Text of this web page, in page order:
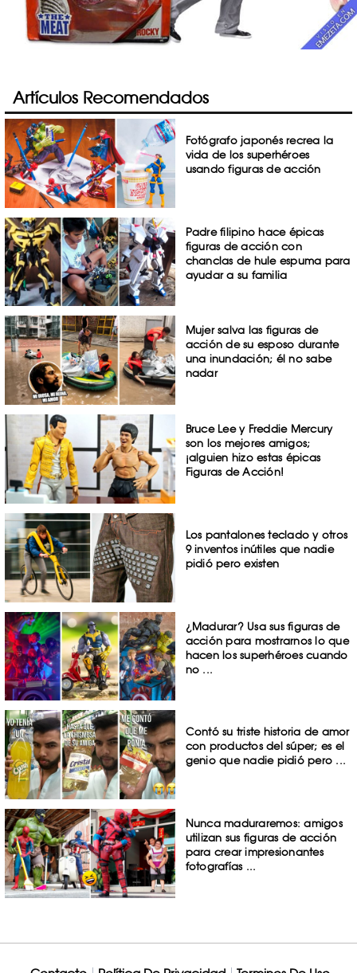
Artículos Recomendados
Fotógrafo japonés recrea la
vida de los superhéroes
usando figuras de acción
Padre filipino hace épicas
figuras de acción con
chanclas de hule espuma para
ayudar a su familia
Mujer salva las figuras de
acción de su esposo durante
una inundación; él no sabe
nadar
Bruce Lee y Freddie Mercury
son los mejores amigos;
¡alguien hizo estas épicas
Figuras de Acción!
Los pantalones teclado y otros
9 inventos inútiles que nadie
pidió pero existen
¿Madurar? Usa sus figuras de
acción para mostrarnos lo que
hacen los superhéroes cuando
no ...
Contó su triste historia de amor
con productos del súper; es el
genio que nadie pidió pero ...
Nunca maduraremos: amigos
utilizan sus figuras de acción
para crear impresionantes
fotografías ...